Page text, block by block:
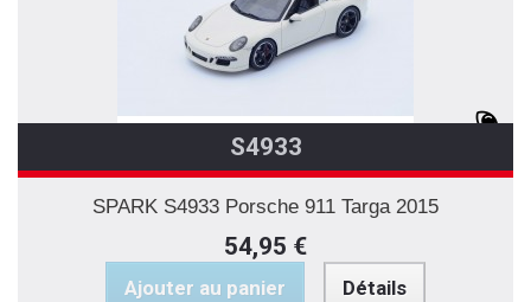
S4933
SPARK S4933 Porsche 911 Targa 2015
54,95 €
Ajouter au panier Détails